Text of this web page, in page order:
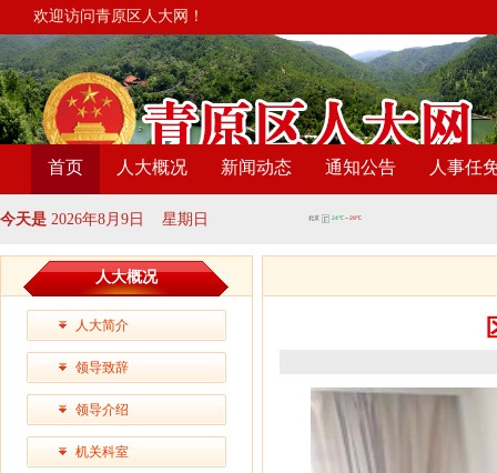
欢迎访问青原区人大网！
首页 人大概况 新闻动态 通知公告 人事任
今天是 2026年8月9日 星期日
人大概况
人大简介
领导致辞
领导介绍
机关科室